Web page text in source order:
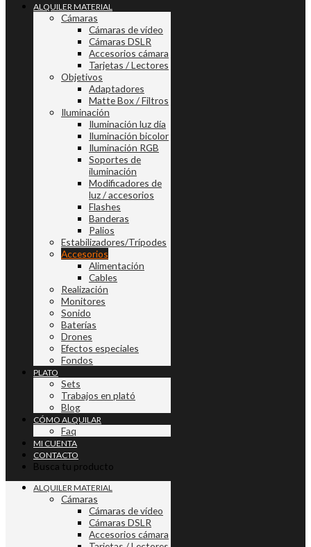
ALQUILER MATERIAL
Cámaras
Cámaras de vídeo
Cámaras DSLR
Accesorios cámara
Tarjetas / Lectores
Objetivos
Adaptadores
Matte Box / Filtros
Iluminación
Iluminación luz día
Iluminación bicolor
Iluminación RGB
Soportes de
iluminación
Modificadores de
luz / accesorios
Flashes
Banderas
Palios
Estabilizadores/Trípodes
Accesorios
Alimentación
Cables
Realización
Monitores
Sonido
Baterías
Drones
Efectos especiales
Fondos
PLATO
Sets
Trabajos en plató
Blog
CÓMO ALQUILAR
Faq
MI CUENTA
CONTACTO
Busca tu producto
ALQUILER MATERIAL
Cámaras
Cámaras de vídeo
Cámaras DSLR
Accesorios cámara